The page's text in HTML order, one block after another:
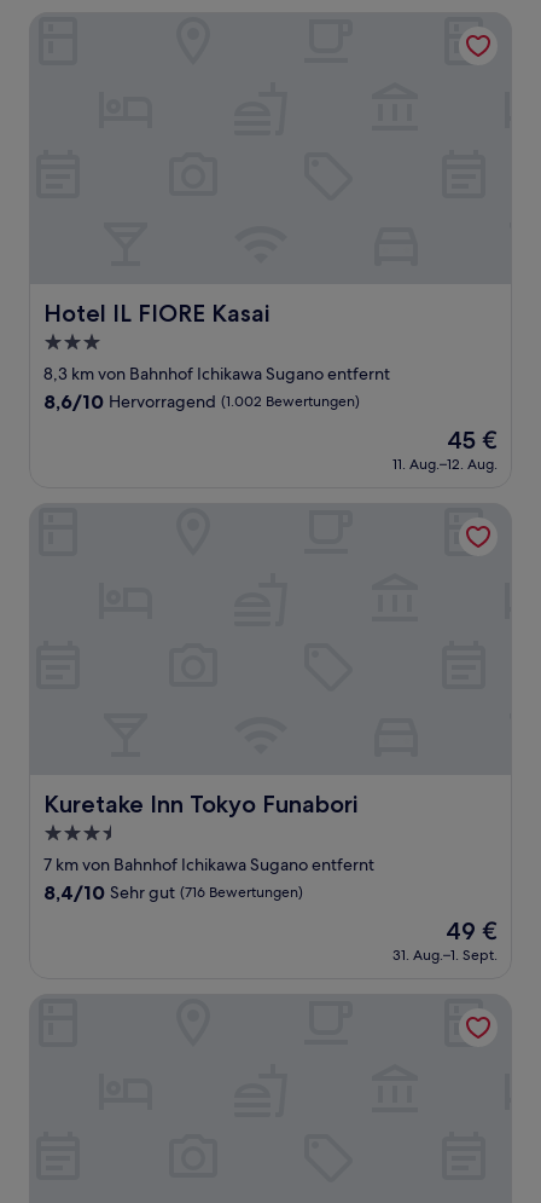
Bewertungen)
Hotel IL FIORE Kasai
Hotel IL FIORE Kasai
3.0-
Sterne-
Unterkunft
8,3 km von Bahnhof Ichikawa Sugano entfernt
8.6
Bewertungen)
8,6/10 Hervorragend (1.002 Bewertungen)
Der
Preis
beträgt
45 €
11. Aug.–12. Aug.
Kuretake Inn Tokyo Funabori
Kuretake Inn Tokyo Funabori
3.5-
Sterne-
Unterkunft
7 km von Bahnhof Ichikawa Sugano entfernt
8.4
(716
8,4/10 Sehr gut (716 Bewertungen)
Der
Preis
beträgt
49 €
31. Aug.–1. Sept.